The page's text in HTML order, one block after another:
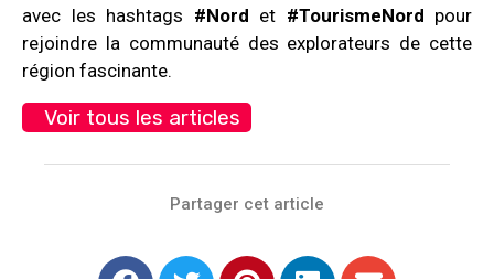
avec les hashtags #Nord et #TourismeNord pour
rejoindre la communauté des explorateurs de cette
région fascinante.
Voir tous les articles
Partager cet article